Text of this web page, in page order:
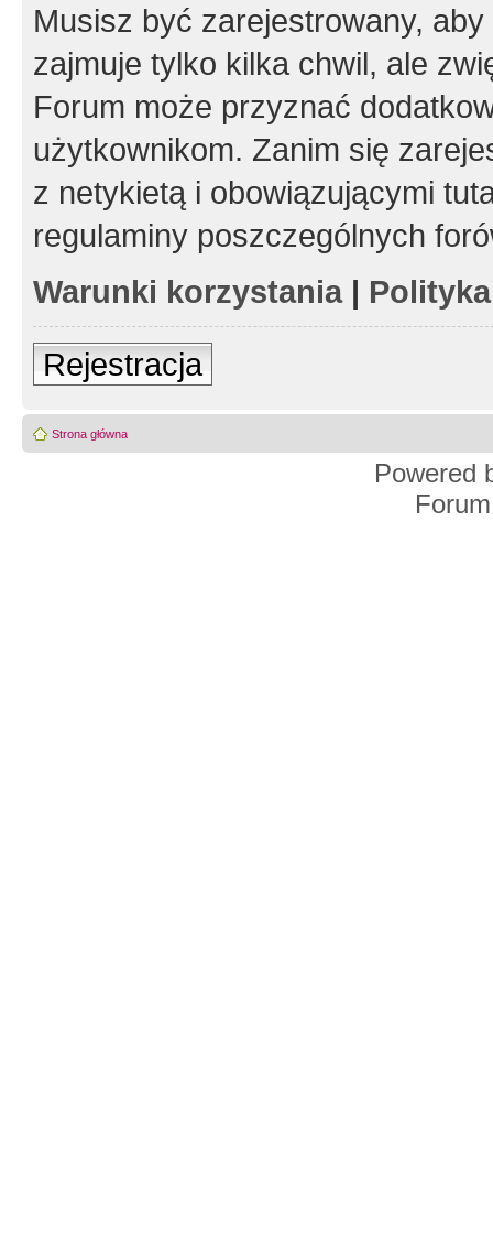
Musisz być zarejestrowany,
zajmuje tylko kilka chwil, ale
Forum może przyznać
użytkownikom. Zanim się
z netykietą i obowiązującymi
regulaminy poszczególnych
Warunki korzystania|
Rejestracja
Strona główna
Powered